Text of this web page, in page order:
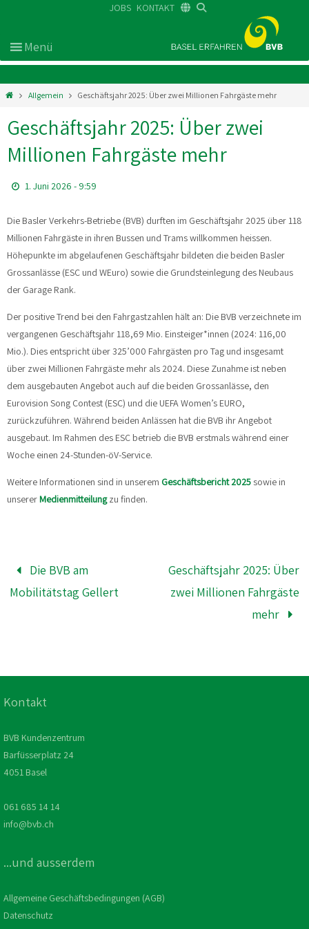
JOBS KONTAKT
Allgemein Geschäftsjahr 2025: Über zwei Millionen Fahrgäste mehr
Geschäftsjahr 2025: Über zwei
Millionen Fahrgäste mehr
1. Juni 2026 - 9:59
Die Basler Verkehrs-Betriebe (BVB) durften im Geschäftsjahr 2025 über 118
Millionen Fahrgäste in ihren Bussen und Trams willkommen heissen.
Höhepunkte im abgelaufenen Geschäftsjahr bildeten die beiden Basler
Grossanlässe (ESC und WEuro) sowie die Grundsteinlegung des Neubaus
der Garage Rank.
Der positive Trend bei den Fahrgastzahlen hält an: Die BVB verzeichnete im
vergangenen Geschäftsjahr 118,69 Mio. Einsteiger*innen (2024: 116,00
Mio.). Dies entspricht über 325’000 Fahrgästen pro Tag und insgesamt
über zwei Millionen Fahrgäste mehr als 2024. Diese Zunahme ist neben
dem ausgebauten Angebot auch auf die beiden Grossanlässe, den
Eurovision Song Contest (ESC) und die UEFA Women’s EURO,
zurückzuführen. Während beiden Anlässen hat die BVB ihr Angebot
ausgebaut. Im Rahmen des ESC betrieb die BVB erstmals während einer
Woche einen 24-Stunden-öV-Service.
Weitere Informationen sind in unserem Geschäftsbericht 2025 sowie in
unsererMedienmitteilungzu finden.
Die BVB am
Mobilitätstag Gellert
Geschäftsjahr 2025: Über
zwei Millionen Fahrgäste
mehr
Kontakt
BVB Kundenzentrum
Barfüsserplatz 24
4051 Basel
061 685 14 14
info@bvb.ch
...und ausserdem
Allgemeine Geschäftsbedingungen (AGB)
Datenschutz